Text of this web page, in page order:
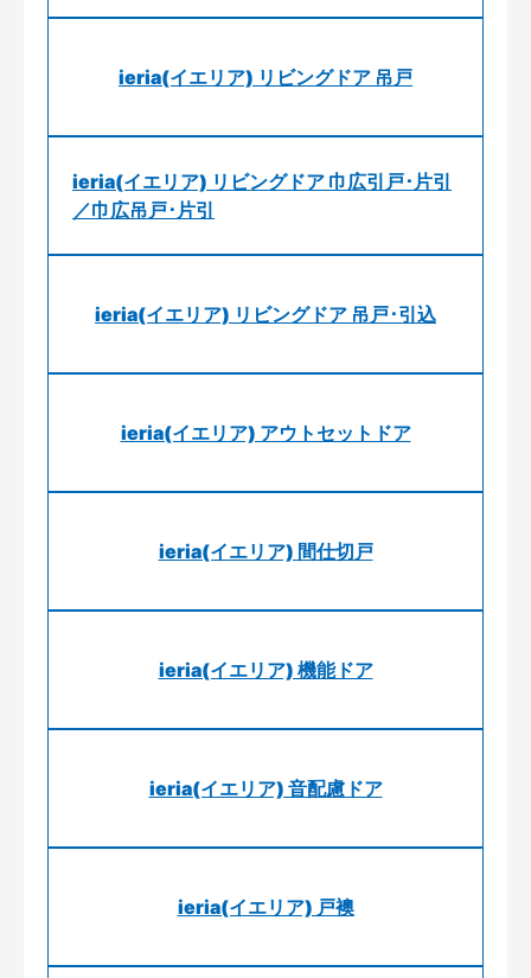
ieria(イエリア) リビングドア 吊戸
ieria(イエリア) リビングドア 巾広引戸･片引
／巾広吊戸･片引
ieria(イエリア) リビングドア 吊戸･引込
ieria(イエリア) アウトセットドア
ieria(イエリア) 間仕切戸
ieria(イエリア) 機能ドア
ieria(イエリア) 音配慮ドア
ieria(イエリア) 戸襖